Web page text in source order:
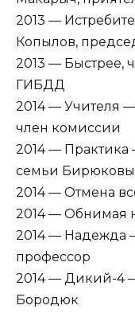
2013 —
Копылов,
2013 — Быстрее,
ГИБДД
2014 — Учителя
член комиссии
2014 —
семьи
2014 — Отмена
2014 — Обнимая
2014 — Надежда
профессор
2014 — Дикий-4
Бородюк